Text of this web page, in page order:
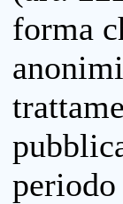
forma